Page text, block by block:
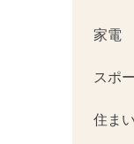
家電
スポ
住まい